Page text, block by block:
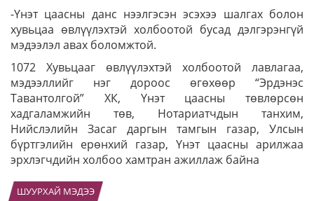
-Үнэт цаасны данс нээлгэсэн эсэхээ шалгах болон
хувьцаа өвлүүлэхтэй холбоотой бусад дэлгэрэнгүй
мэдээлэл авах боломжтой.
1072 Хувьцааг өвлүүлэхтэй холбоотой лавлагаа,
мэдээллийг нэг дороос өгөхөөр “Эрдэнэс
Тавантолгой” ХК, Үнэт цаасны төвлөрсөн
хадгаламжийн төв, Нотариатчдын танхим,
Нийслэлийн Засаг даргын тамгын газар, Улсын
бүртгэлийн ерөнхий газар, Үнэт цаасны арилжаа
эрхлэгчдийн холбоо хамтран ажиллаж байна
ШУУРХАЙ МЭДЭЭ